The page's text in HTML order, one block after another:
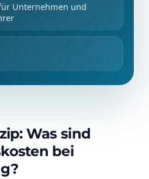
Unternehmen und
Was sind
bei